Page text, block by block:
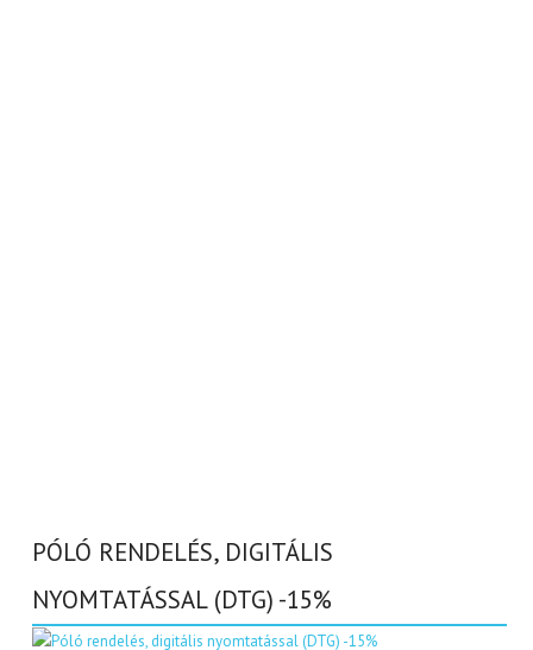
PÓLÓ RENDELÉS, DIGITÁLIS
NYOMTATÁSSAL (DTG) -15%